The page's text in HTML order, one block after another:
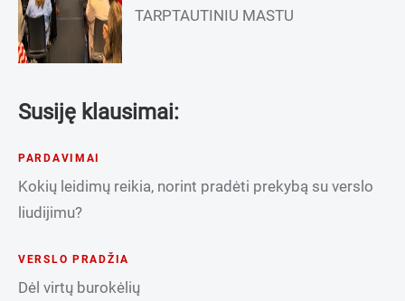
TARPTAUTINIU MASTU
Susiję klausimai:
PARDAVIMAI
Kokių leidimų reikia, norint pradėti prekybą su verslo
liudijimu?
VERSLO PRADŽIA
Dėl virtų burokėlių